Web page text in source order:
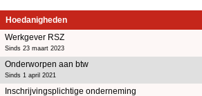
Hoedanigheden
Werkgever RSZ
Sinds 23 maart 2023
Onderworpen aan btw
Sinds 1 april 2021
Inschrijvingsplichtige onderneming